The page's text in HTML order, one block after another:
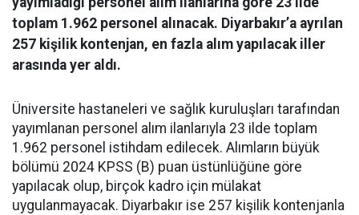
toplam 1.962 personel alınacak. Diyarbakır’a ayrılan
257 kişilik kontenjan, en fazla alım yapılacak iller
arasında yer aldı.
Üniversite hastaneleri ve sağlık kuruluşları tarafından
yayımlanan personel alım ilanlarıyla 23 ilde toplam
1.962 personel istihdam edilecek. Alımların büyük
bölümü 2024 KPSS (B) puan üstünlüğüne göre
yapılacak olup, birçok kadro için mülakat
uygulanmayacak. Diyarbakır ise 257 kişilik kontenjanla